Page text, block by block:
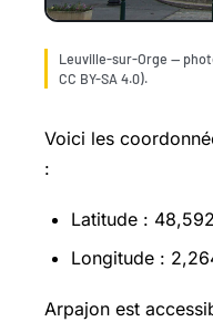
Leuville-sur-Orge —
CC BY-SA 4.0).
Voici les
:
Latitude :
Longitude :
Arpajon est